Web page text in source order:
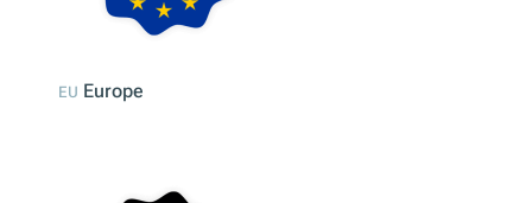
Sélection du marché